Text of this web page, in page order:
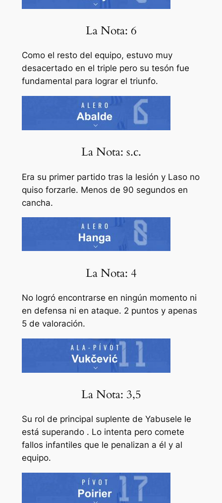
La Nota: 6
Como el resto del equipo, estuvo muy
desacertado en el triple pero su tesón fue
fundamental para lograr el triunfo.
La Nota: s.c.
Era su primer partido tras la lesión y Laso no
quiso forzarle. Menos de 90 segundos en
cancha.
La Nota: 4
No logró encontrarse en ningún momento ni
en defensa ni en ataque. 2 puntos y apenas
5 de valoración.
La Nota: 3,5
Su rol de principal suplente de Yabusele le
está superando . Lo intenta pero comete
fallos infantiles que le penalizan a él y al
equipo.